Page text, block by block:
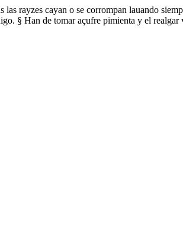
rayzes cayan o se corrompan lauando
§ Han de tomar açufre pimienta y el